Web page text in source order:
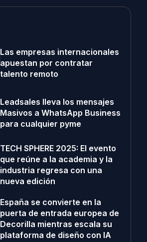
Las empresas internacionales
apuestan por contratar
talento remoto
Leadsales lleva los mensajes
Masivos a WhatsApp Business
para cualquier pyme
TECH SPHERE 2025: El evento
que reúne a la academia y la
industria regresa con una
nueva edición
España se convierte en la
puerta de entrada europea de
Decorilla mientras escala su
plataforma de diseño con IA